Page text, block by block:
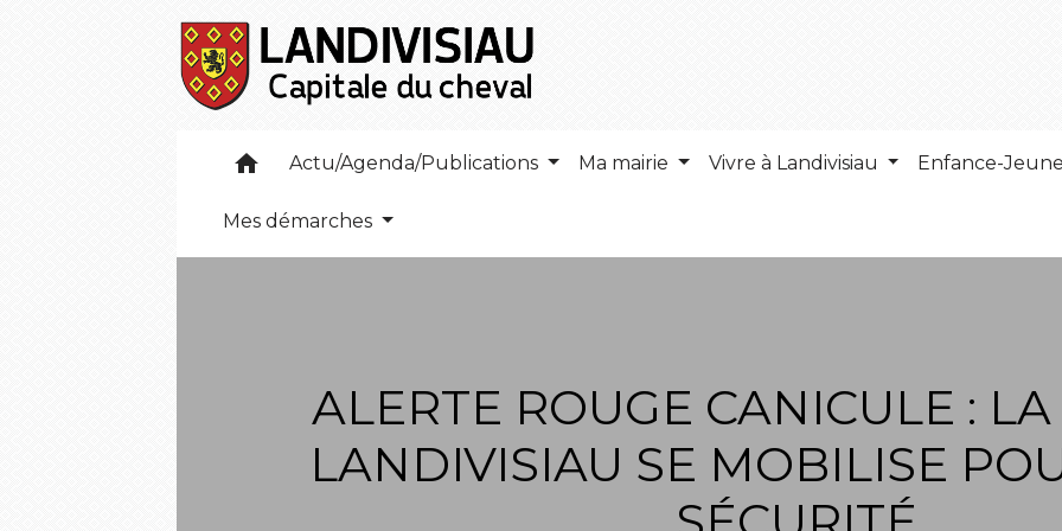
home Actu/Agenda/Publications Ma mairie Vivre à Landivisiau Enfance-
Mes démarches
ALERTE ROUGE CANICULE :
LANDIVISIAU SE MOBILISE